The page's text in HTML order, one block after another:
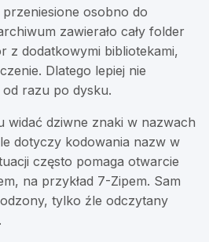
osobno do
zawierało cały folder
z dodatkowymi bibliotekami,
Dlatego lepiej nie
razu po dysku.
widać dziwne znaki w nazwach
dotyczy kodowania nazw w
często pomaga otwarcie
na przykład 7-Zipem. Sam
tylko źle odczytany